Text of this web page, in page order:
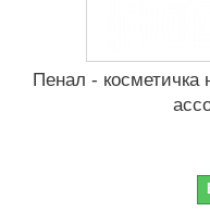
Пенал -